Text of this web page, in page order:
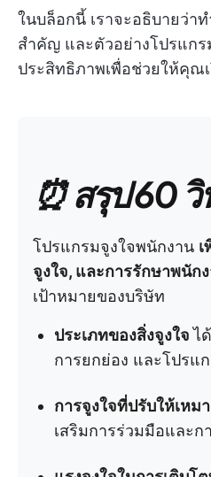
ในบล็อกนี้ เราจะอธิบายว่า
สำคัญ และตัวอย่างโปรแก
ประสิทธิภาพเพื่อช่วยให้คุณ
⏰ สรุป 60
โปรแกรมจูงใจพนักงาน
จูงใจ, และการรักษาพนัก
เป้าหมายของบริษัท
ประเภทของสิ่งจูงใจไ
การยกย่อง และโปรแ
การจูงใจที่ปรับให้เห
เสริมการร่วมมือและ